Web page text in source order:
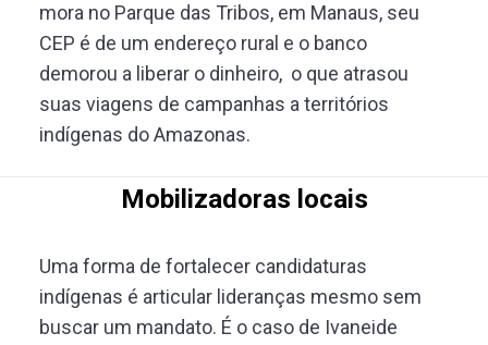
mora no Parque das Tribos, em Manaus, seu
CEP é de um endereço rural e o banco
demorou a liberar o dinheiro, o que atrasou
suas viagens de campanhas a territórios
indígenas do Amazonas.
Mobilizadoras locais
Uma forma de fortalecer candidaturas
indígenas é articular lideranças mesmo sem
buscar um mandato. É o caso de Ivaneide